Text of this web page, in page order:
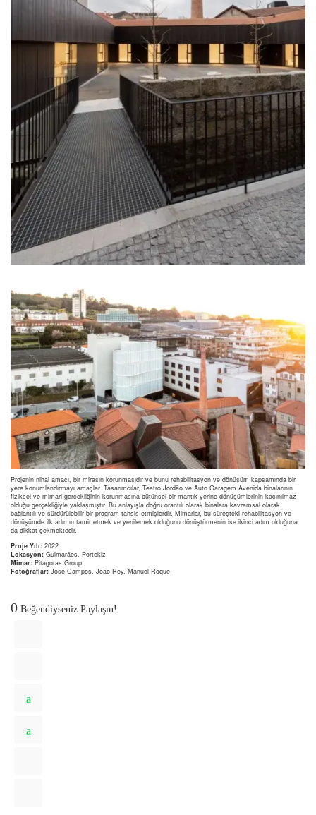
Projenin nihai amacı, bir mirasın korunmasıdır ve bunu rehabilitasyon ve dönüşüm kapsamında bir
yere konumlandırmayı amaçlar. Tasarımcılar, Teatro Jordão ve Auto Garagem Avenida binalarının
fiziksel ve mimari gerçekliğinin korunmasına bütünsel bir mantık yerine dönüşümlerinin kaçınılmaz
olduğu gerçekliğiyle yaklaşmıştır. Bu anlayışla doğru orantılı olarak binalara kavramsal olarak
bağlantılı ve sürdürülebilir bir program tahsis etmişlerdir. Mimarlar, bu süreçteki rehabilitasyon ve
dönüşümde ilk adımın tamir etmek ve yenilemek olduğunu dönüştürmenin ise ikinci adım olduğuna
da dikkat çekmektedir.
Proje Yılı: 2022
Lokasyon: Guimarães, Portekiz
Mimar: Pitagoras Group
Fotoğraflar: José Campos, João Rey, Manuel Roque
0 Beğendiyseniz Paylaşın!